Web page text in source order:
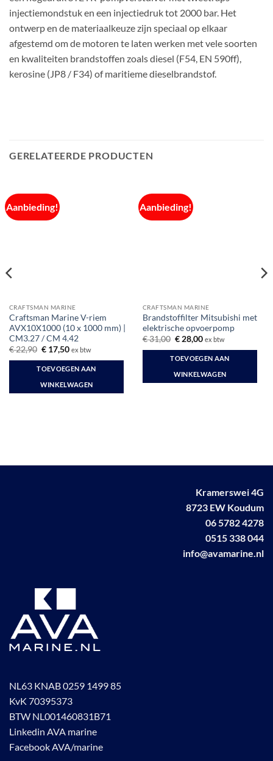
injectiemondstuk en een injectiedruk tot 2000 bar. Het
ontwerp en de materiaalkeuze zijn speciaal op elkaar
afgestemd om de motoren te laten werken met vele soorten
en kwaliteiten brandstoffen zoals diesel (F54, EN 590ff),
kerosine (JP8 / F34) of maritieme dieselbrandstof.
GERELATEERDE PRODUCTEN
Aanbieding!
CRAFTSMAN MARINE
Craftsman Marine V-riem
AVX10X1000 (10 x 1000 mm) |
CM3.27 / CM 4.42
€22,90 Oorspronkelijke
was:
€ 22,90.
€17,50Huidige
is:
€ 17,50.
ex btw
TOEVOEGEN AAN
WINKELWAGEN
Aanbieding!
CRAFTSMAN MARINE
Brandstoffilter Mitsubishi met
elektrische opvoerpomp
€31,00 Oorspronkelijke
was:
€ 31,00.
€28,00Huidige
is:
€ 28,00.
ex btw
TOEVOEGEN AAN
WINKELWAGEN
Kramerswei 4G
8723 EW Koudum
06 5782 4278
0515 338 044
info@avamarine.nl
NL63 KNAB 0259 1499 85
KvK 70395373
BTW NL001460831B71
Linkedin AVA marine
Facebook AVA/marine